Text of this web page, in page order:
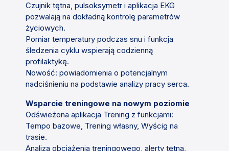
Czujnik tętna, pulsoksymetr i aplikacja EKG
pozwalają na dokładną kontrolę parametrów
życiowych.
Pomiar temperatury podczas snu i funkcja
śledzenia cyklu wspierają codzienną
profilaktykę.
Nowość: powiadomienia o potencjalnym
nadciśnieniu na podstawie analizy pracy serca.
Wsparcie treningowe na nowym poziomie
Odświeżona aplikacja Trening z funkcjami:
Tempo bazowe, Trening własny, Wyścig na
trasie.
Analiza obciążenia treningowego, alerty tętna,